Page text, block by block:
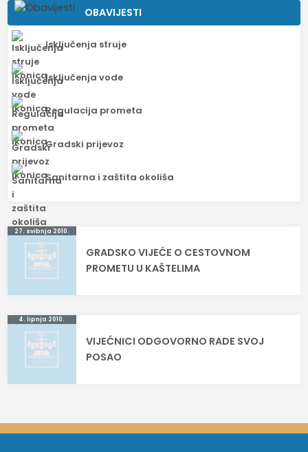
OBAVIJESTI
Isključenja struje
Isključenja vode
Regulacija prometa
Gradski prijevoz
Sanitarna i zaštita okoliša
Navigacija
objava
27. svibnja 2010.
GRADSKO VIJEĆE O CESTOVNOM
PROMETU U KAŠTELIMA
4. lipnja 2010.
VIJEĆNICI ODGOVORNO RADE SVOJ
POSAO